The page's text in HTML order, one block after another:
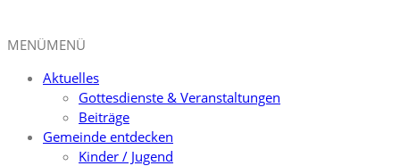
MENÜMENÜ
Aktuelles
Gottesdienste & Veranstaltungen
Beiträge
Gemeinde entdecken
Kinder / Jugend